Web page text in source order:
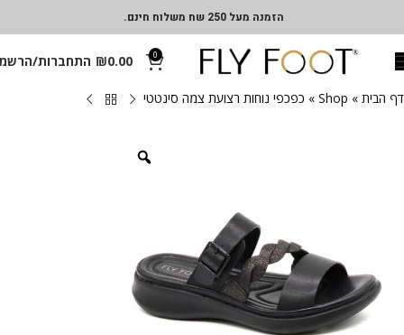
הזמנה מעל 250 שח משלוח חינם.
0
₪0.00 התחברות/
דף הבית »
Shop
» כפכפי נוחות רצועת צמה סינטטי